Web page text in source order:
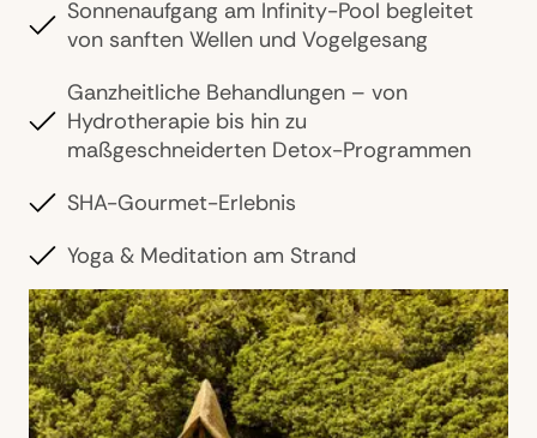
Sonnenaufgang am Infinity-Pool begleitet
von sanften Wellen und Vogelgesang
Ganzheitliche Behandlungen – von
Hydrotherapie bis hin zu
maßgeschneiderten Detox-Programmen
SHA-Gourmet-Erlebnis
Yoga & Meditation am Strand